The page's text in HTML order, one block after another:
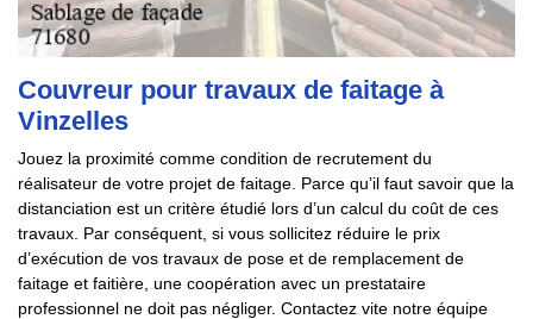
Couvreur pour travaux de faitage à
Vinzelles
Jouez la proximité comme condition de recrutement du
réalisateur de votre projet de faitage. Parce qu’il faut savoir que la
distanciation est un critère étudié lors d’un calcul du coût de ces
travaux. Par conséquent, si vous sollicitez réduire le prix
d’exécution de vos travaux de pose et de remplacement de
faitage et faitière, une coopération avec un prestataire
professionnel ne doit pas négliger. Contactez vite notre équipe